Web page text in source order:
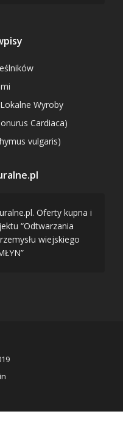
Wyroby
Cardiaca)
vulgaris)
Oferty kupna i
“Odtwarzania
wiejskiego